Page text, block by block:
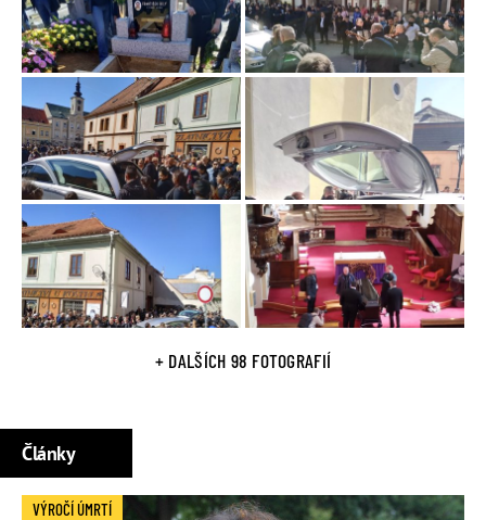
2013 ve věku 33 let nalezen mrtev. Zemřel na předávkování
drogami. Zpěvačka si ale do konce života myslela, že ho
někdo zabil. Krátce poté zemřel ve věku 59 let i její manžel.
Od roku 2011 žila zadlužená Věra Bílá na ubytovně v
Rokycanech. Osudnými se jí staly automaty. Přestala platit
nájemné a skončila v holobytu pro lidi v nouzi. V roce 2018
se pokusila o hudební comeback. Plán na evropské turné s
kapelou Dušana Čonky však ztroskotal. V únoru roku 2019
vydala píseň MEK SOM ADAJ (v překladu Ještě jsem tady),
na které spolupracovala s
Janem Bendigema Milanem
Krokou.
Romská legenda zemřela 12. března 2019 ráno - poté, co
byla v noci v kritickém zdravotním stavu převezena do
+ DALŠÍCH 98 FOTOGRAFIÍ
Články
VÝROČÍ ÚMRTÍ